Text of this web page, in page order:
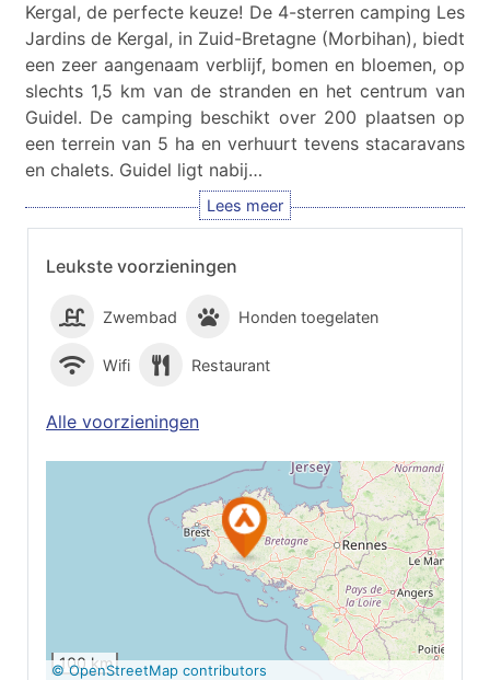
Leukste voorzieningen
Zwembad Honden toegelaten
Wifi Restaurant
Alle voorzieningen
Op Google Maps
100 km
© OpenStreetMap contributors
Kergal, de perfecte keuze! De 4-sterren camping Les
Jardins de Kergal, in Zuid-Bretagne (Morbihan), biedt
een zeer aangenaam verblijf, bomen en bloemen, op
slechts 1,5 km van de stranden en het centrum van
Guidel. De camping beschikt over 200 plaatsen op
een terrein van 5 ha en verhuurt tevens stacaravans
en chalets. Guidel ligt nabij…